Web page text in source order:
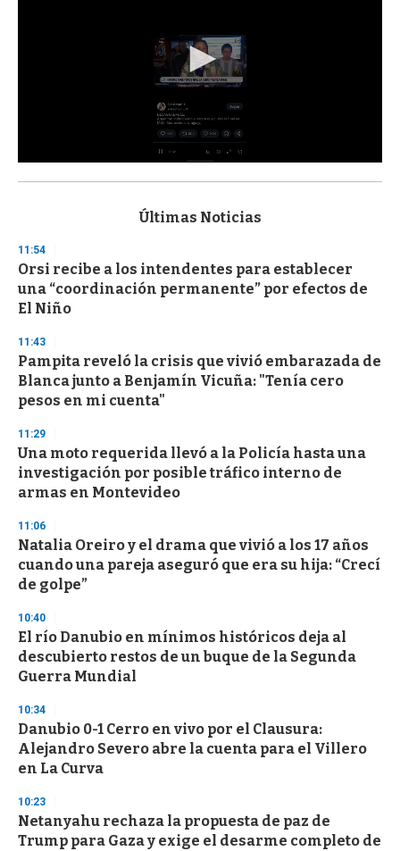
s
d
s
o
f
3
s
e
c
o
n
d
Últimas Noticias
11:54
Orsi recibe a los intendentes para establecer
una “coordinación permanente” por efectos de
El Niño
11:43
Pampita reveló la crisis que vivió embarazada de
Blanca junto a Benjamín Vicuña: "Tenía cero
pesos en mi cuenta"
11:29
Una moto requerida llevó a la Policía hasta una
investigación por posible tráfico interno de
armas en Montevideo
11:06
Natalia Oreiro y el drama que vivió a los 17 años
cuando una pareja aseguró que era su hija: “Crecí
de golpe”
10:40
El río Danubio en mínimos históricos deja al
descubierto restos de un buque de la Segunda
Guerra Mundial
10:34
Danubio 0-1 Cerro en vivo por el Clausura:
Alejandro Severo abre la cuenta para el Villero
en La Curva
10:23
Netanyahu rechaza la propuesta de paz de
Trump para Gaza y exige el desarme completo de